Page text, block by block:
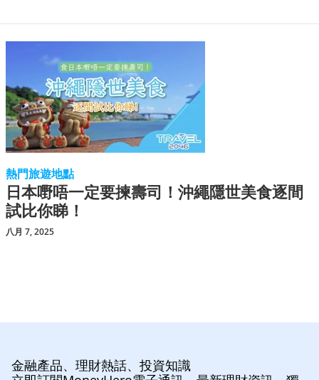
熱門旅遊地點
日本嘢唔一定要揀壽司！沖繩隱世美食逐間
試比你睇！
八月 7, 2025
金融產品、理財熱話、投資知識